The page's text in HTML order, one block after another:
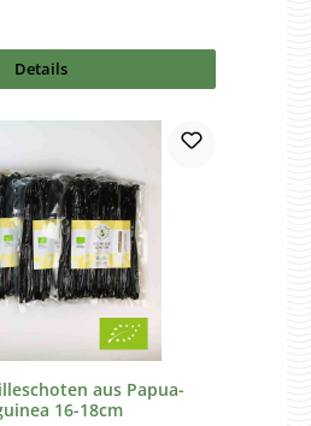
Details
aus Papua-
16-18cm